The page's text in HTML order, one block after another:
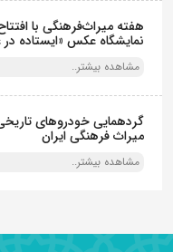
هفته میراث‌فرهنگی با
نمایشگاه عکس «ایستاده در
مشاهده بیشتر..
گردهمایی خودروهای
میراث فرهنگی ایران
مشاهده بیشتر..